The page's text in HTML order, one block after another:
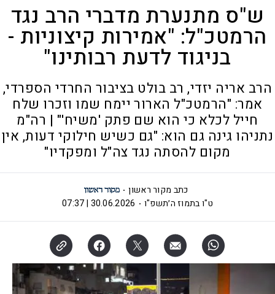
ש"ס מתנערת מדברי הרב נגד
הרמטכ"ל: "אמירות קיצוניות -
בניגוד לדעת רבותינו"
הרב אריה יזדי, רב בולט בציבור החרדי הספרדי,
אמר: "הרמטכ"ל הארור יימח שמו וזכרו שלח
חייל לכלא כי הוא שם פתק 'משיח'" | רה"מ
נתניהו גינה גם הוא: "גם כשיש חילוקי דעות, אין
מקום להסתה נגד צה"ל ומפקדיו"
כתב מקור ראשון
ט"ו בתמוז ה׳תשפ"ו
30.06.2026 | 07:37